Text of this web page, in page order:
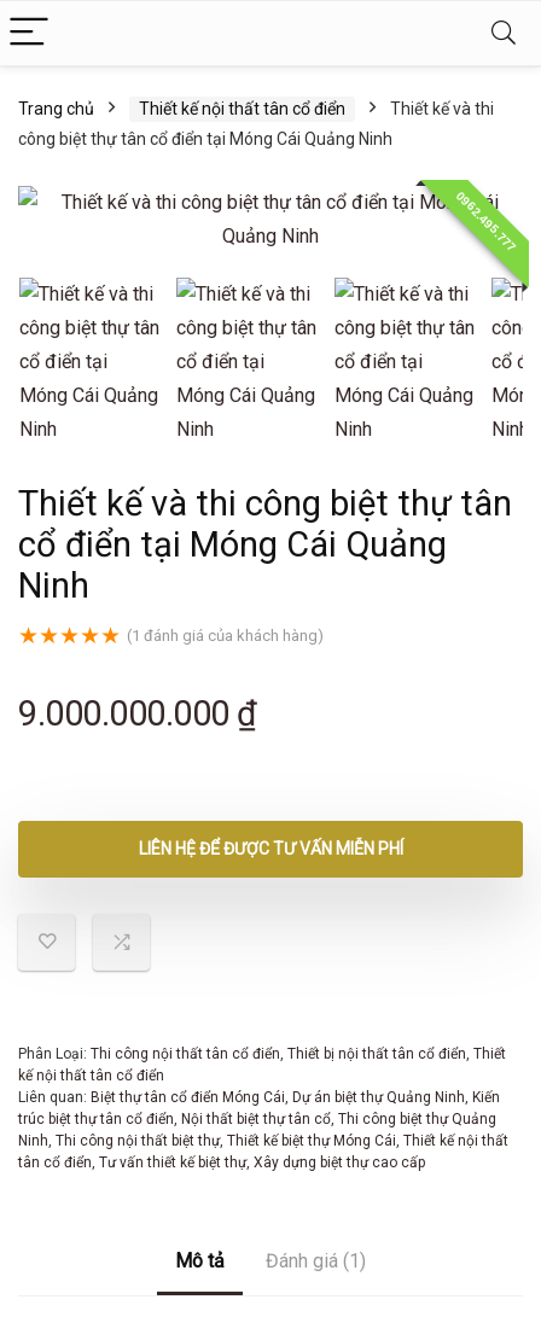
Trang chủ Thiết kế nội thất tân cổ điển
Thiết kế và thi
công biệt thự tân cổ điển tại Móng Cái Quảng Ninh
0962.495.777
Thiết kế và thi công biệt thự tân
cổ điển tại Móng Cái Quảng
Ninh
★★★★★ (1 đánh giá của khách hàng)
9.000.000.000 ₫
LIÊN HỆ ĐỂ ĐƯỢC TƯ VẤN MIỄN PHÍ
Phân Loại: Thi công nội thất tân cổ điển, Thiết bị nội thất tân cổ điển, Thiết
kế nội thất tân cổ điển
Liên quan: Biệt thự tân cổ điển Móng Cái, Dự án biệt thự Quảng Ninh, Kiến
trúc biệt thự tân cổ điển, Nội thất biệt thự tân cổ, Thi công biệt thự Quảng
Ninh, Thi công nội thất biệt thự, Thiết kế biệt thự Móng Cái, Thiết kế nội thất
tân cổ điển, Tư vấn thiết kế biệt thự, Xây dựng biệt thự cao cấp
Mô tả Đánh giá (1)